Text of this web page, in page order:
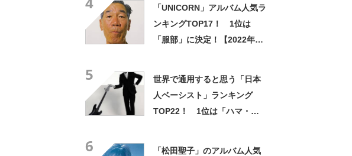
「UNICORN」アルバム人気ラ
ンキングTOP17！ 1位は
「服部」に決定！【2022年最
5
世界で通用すると思う「日本
人ベーシスト」ランキング
TOP22！ 1位は「ハマ・オ
6
「松田聖子」のアルバム人気